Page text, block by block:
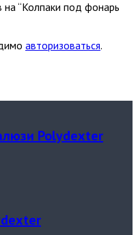
“Колпаки под фонарь
авторизоваться.
Polydexter